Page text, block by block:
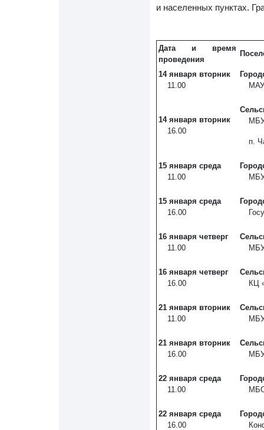
и населенных пунктах.
Дата и время
проведения
14 января вторник
11.00
14 января вторник
16.00
п.
15 января среда
11.00
МБУ
15 января среда
16.00
16 января четверг
11.00
16 января четверг
16.00
КЦ
21 января вторник
11.00
21 января вторник
16.00
22 января среда
11.00
22 января среда
16.00